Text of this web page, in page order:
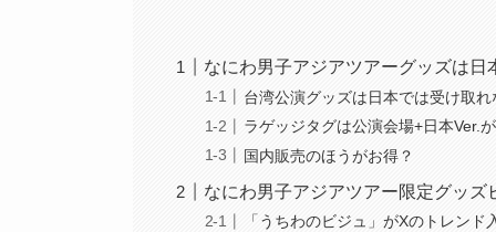
なにわ男子アジアツアーグッズは日
台湾公演グッズは日本では受け取
ラゲッジタグは公演会場+日本Ver.
国内販売のほうがお得？
なにわ男子アジアツアー限定グッズ
「うちわのビジュ」がXのトレンド